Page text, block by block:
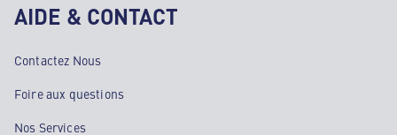
AIDE & CONTACT
Contactez Nous
Foire aux questions
Nos Services